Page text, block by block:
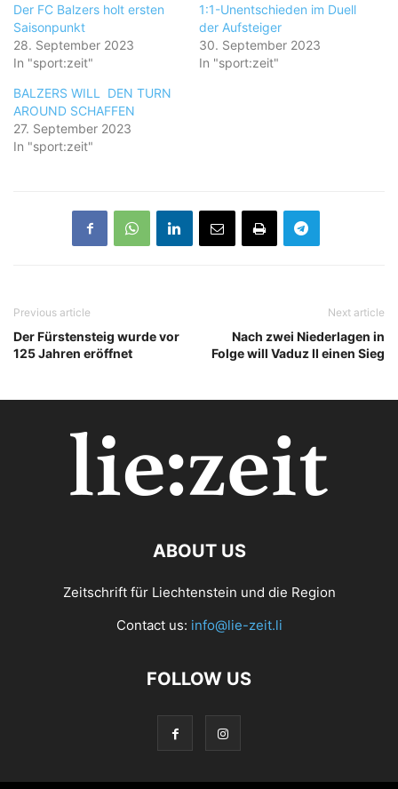
Der FC Balzers holt ersten
Saisonpunkt
28. September 2023
In "sport:zeit"
1:1-Unentschieden im Duell
der Aufsteiger
30. September 2023
In "sport:zeit"
BALZERS WILL DEN TURN
AROUND SCHAFFEN
27. September 2023
In "sport:zeit"
Previous article
Der Fürstensteig wurde vor
125 Jahren eröffnet
Next article
Nach zwei Niederlagen in
Folge will Vaduz II einen Sieg
ABOUT US
Zeitschrift für Liechtenstein und die Region
Contact us: info@lie-zeit.li
FOLLOW US